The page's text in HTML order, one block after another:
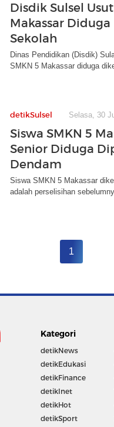
Disdik Sulsel
Makassar
Sekolah
Dinas Pendidikan (Disdik)
SMKN 5 Makassar diduga
detikSulsel Selasa, 30
Siswa SMKN 5
Senior Diduga
Dendam
Siswa SMKN 5 Makassar
adalah perselisihan
1
Kategori
detikNews
detikEdukasi
detikFinance
detikInet
detikHot
detikSport